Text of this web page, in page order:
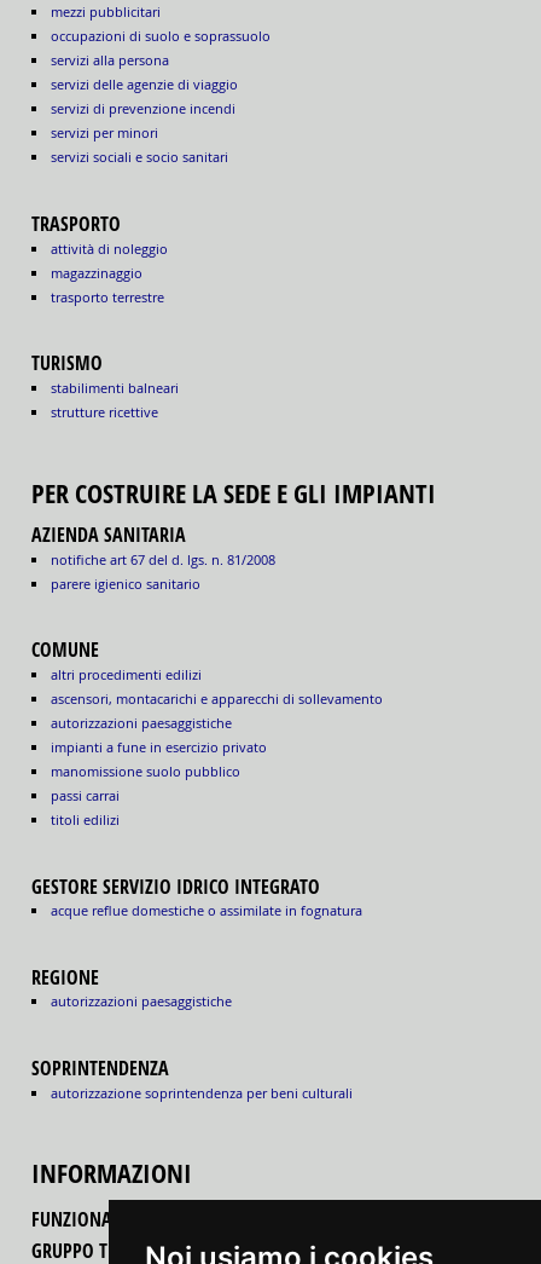
mezzi pubblicitari
occupazioni di suolo e soprassuolo
servizi alla persona
servizi delle agenzie di viaggio
servizi di prevenzione incendi
servizi per minori
servizi sociali e socio sanitari
TRASPORTO
attività di noleggio
magazzinaggio
trasporto terrestre
TURISMO
stabilimenti balneari
strutture ricettive
PER COSTRUIRE LA SEDE E GLI IMPIANTI
AZIENDA SANITARIA
notifiche art 67 del d. lgs. n. 81/2008
parere igienico sanitario
COMUNE
altri procedimenti edilizi
ascensori, montacarichi e apparecchi di sollevamento
autorizzazioni paesaggistiche
impianti a fune in esercizio privato
manomissione suolo pubblico
passi carrai
titoli edilizi
GESTORE SERVIZIO IDRICO INTEGRATO
acque reflue domestiche o assimilate in fognatura
REGIONE
autorizzazioni paesaggistiche
SOPRINTENDENZA
autorizzazione soprintendenza per beni culturali
INFORMAZIONI
FUNZIONALITÀ DEL PORTALE
GRUPPO TECNICO REGIONALE